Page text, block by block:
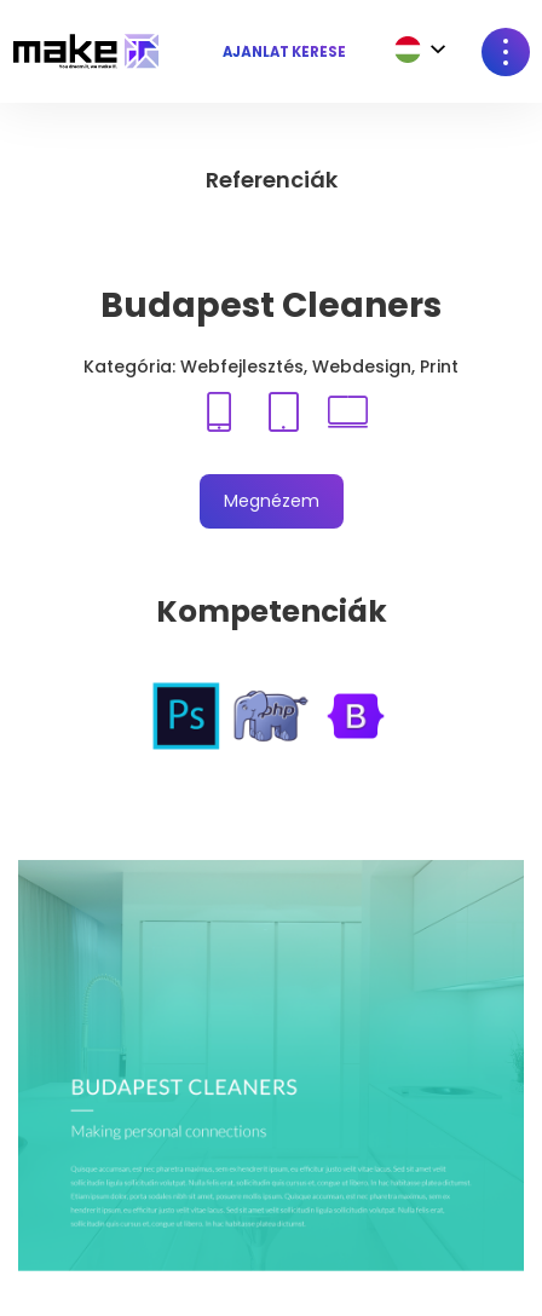
AJÁNLAT KÉRÉSE
Referenciák
Budapest Cleaners
Kategória: Webfejlesztés, Webdesign, Print
Megnézem
Kompetenciák